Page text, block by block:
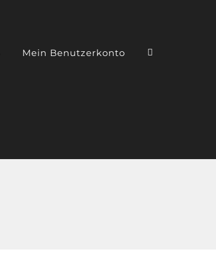
Mein Benutzerkonto